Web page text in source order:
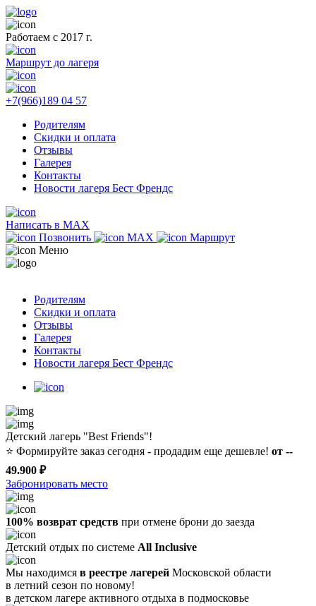
Работаем с 2017 г.
Маршрут до лагеря
+7(966)189 04 57
Родителям
Скидки и оплата
Отзывы
Галерея
Контакты
Новости лагеря Бест Френдс
Написать в MAX
Позвонить
MAX
Маршрут
Меню
Родителям
Скидки и оплата
Отзывы
Галерея
Контакты
Новости лагеря Бест Френдс
Детский лагерь "Best Friends"!
⭐️ Формируйте заказ сегодня - продадим еще дешевле! от --
49.900 ₽
Забронировать место
100% возврат средств при отмене брони до заезда
Детский отдых по системе All Inclusive
Мы находимся в реестре лагерей Московской области
в летний сезон по новому!
в детском лагере активного отдыха в подмосковье